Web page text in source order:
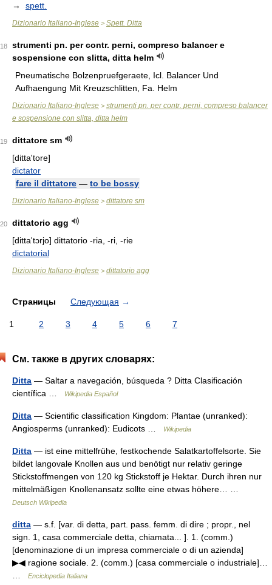
→ spett.
Dizionario Italiano-Inglese > Spett. Ditta
18
strumenti pn. per contr. perni, compreso balancer e
sospensione con slitta, ditta helm
Pneumatische Bolzenpruefgeraete, Icl. Balancer Und
Aufhaengung Mit Kreuzschlitten, Fa. Helm
Dizionario Italiano-Inglese > strumenti pn. per contr. perni, compreso balancer
e sospensione con slitta, ditta helm
19
dittatore sm
[ditta'tore]
dictator
fare il dittatore — to be bossy
Dizionario Italiano-Inglese > dittatore sm
20
dittatorio agg
[ditta'tɔrjo] dittatorio -ria, -ri, -rie
dictatorial
Dizionario Italiano-Inglese > dittatorio agg
Страницы Следующая →
1 2 3 4 5 6 7
См. также в других словарях:
Ditta — Saltar a navegación, búsqueda ? Ditta Clasificación
científica …
Wikipedia Español
Ditta — Scientific classification Kingdom: Plantae (unranked):
Angiosperms (unranked): Eudicots …
Wikipedia
Ditta — ist eine mittelfrühe, festkochende Salatkartoffelsorte. Sie
bildet langovale Knollen aus und benötigt nur relativ geringe
Stickstoffmengen von 120 kg Stickstoff je Hektar. Durch ihren nur
mittelmäßigen Knollenansatz sollte eine etwas höhere… …
Deutsch Wikipedia
ditta — s.f. [var. di detta, part. pass. femm. di dire ; propr., nel
sign. 1, casa commerciale detta, chiamata... ]. 1. (comm.)
[denominazione di un impresa commerciale o di un azienda]
▶◀ ragione sociale. 2. (comm.) [casa commerciale o industriale]…
Enciclopedia Italiana